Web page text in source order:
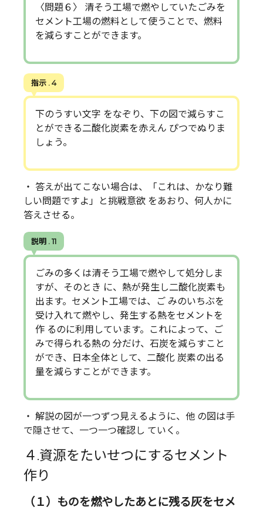
〈問題６〉 清そう工場で燃やしていたごみを
セメント工場の燃料として使うことで、燃料
を減らすことができます。
指示 . 4
下のうすい文字 をなぞり、下の図で減らすこ
とができる二酸化炭素を赤えん ぴつでぬりま
しょう。
・ 答えが出てこない場合は、「これは、かなり難
しい問題ですよ」と挑戦意欲 をあおり、何人かに
答えさせる。
説明 . 11
ごみの多くは清そう工場で燃やして処分しま
すが、そのとき に、熱が発生し二酸化炭素も
出ます。セメント工場では、ご みのいちぶを
受け入れて燃やし、発生する熱をセメントを
作 るのに利用しています。これによって、ご
みで得られる熱の 分だけ、石炭を減らすこと
ができ、日本全体として、二酸化 炭素の出る
量を減らすことができます。
・ 解説の図が一つずつ見えるように、他 の図は手
で隠させて、一つ一つ確認し ていく。
４.資源をたいせつにするセメント
作り
（１）ものを燃やしたあとに残る灰をセメ